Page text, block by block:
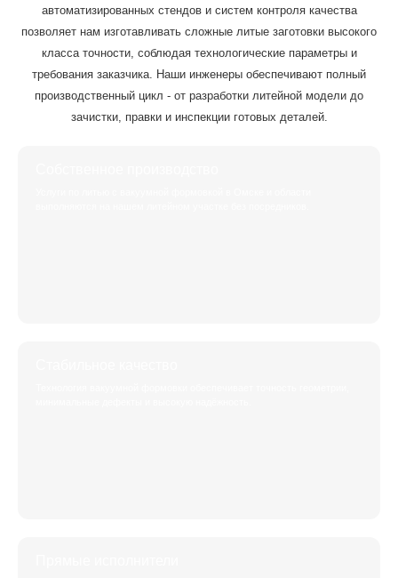
автоматизированных стендов и систем контроля качества
позволяет нам изготавливать сложные литые заготовки высокого
класса точности, соблюдая технологические параметры и
требования заказчика. Наши инженеры обеспечивают полный
производственный цикл - от разработки литейной модели до
зачистки, правки и инспекции готовых деталей.